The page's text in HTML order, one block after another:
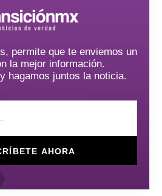
permite que te enviemos un
la mejor información.
hagamos juntos la noticia.
AHORA